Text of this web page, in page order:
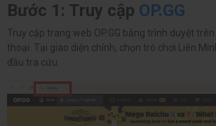
Bước 1: Truy cập OP.GG
Truy cập trang web OP.GG bằng trình duyệt
thoại. Tại giao diện chính, chọn trò chơi Liên
đầu tra cứu.